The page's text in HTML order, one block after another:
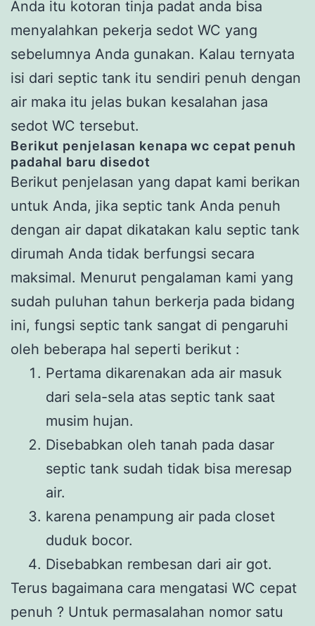
Anda itu kotoran tinja padat anda bisa
menyalahkan pekerja sedot WC yang
sebelumnya Anda gunakan. Kalau ternyata
isi dari septic tank itu sendiri penuh dengan
air maka itu jelas bukan kesalahan jasa
sedot WC tersebut.
Berikut penjelasan kenapa wc cepat penuh
padahal baru disedot
Berikut penjelasan yang dapat kami berikan
untuk Anda, jika septic tank Anda penuh
dengan air dapat dikatakan kalu septic tank
dirumah Anda tidak berfungsi secara
maksimal. Menurut pengalaman kami yang
sudah puluhan tahun berkerja pada bidang
ini, fungsi septic tank sangat di pengaruhi
oleh beberapa hal seperti berikut :
Pertama dikarenakan ada air masuk
dari sela-sela atas septic tank saat
musim hujan.
Disebabkan oleh tanah pada dasar
septic tank sudah tidak bisa meresap
air.
karena penampung air pada closet
duduk bocor.
Disebabkan rembesan dari air got.
Terus bagaimana cara mengatasi WC cepat
penuh ? Untuk permasalahan nomor satu